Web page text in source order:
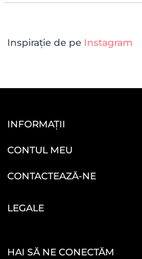
Inspirație de pe Instagram
INFORMAȚII
CONTUL MEU
CONTACTEAZĂ-NE
LEGALE
HAI SĂ NE CONECTĂM